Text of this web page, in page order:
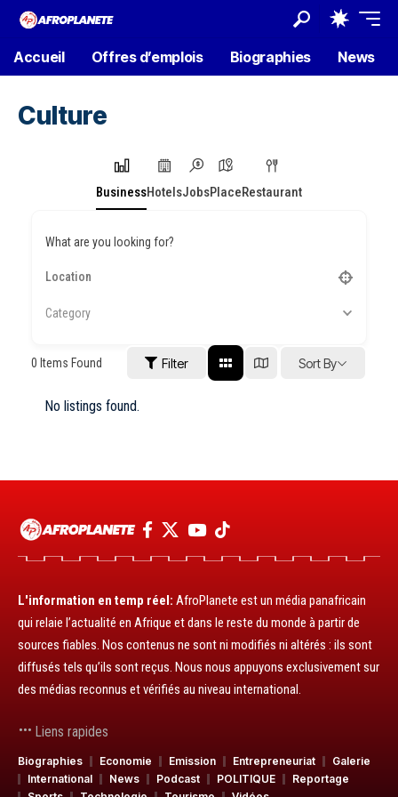
Accueil Offres d’emplois Biographies News
Culture
BusinessHotelsJobsPlaceRestaurant
What are you looking for?
Category
0 Items Found Filter Sort By
No listings found.
L'information en temp réel: AfroPlanete est un média panafricain
qui relaie l’actualité en Afrique et dans le reste du monde à partir de
sources fiables. Nos contenus ne sont ni modifiés ni altérés : ils sont
diffusés tels qu’ils sont reçus. Nous nous appuyons exclusivement sur
des médias reconnus et vérifiés au niveau international.
Liens rapides
Biographies Economie Emission Entrepreneuriat
Galerie
International
News Podcast POLITIQUE
Reportage